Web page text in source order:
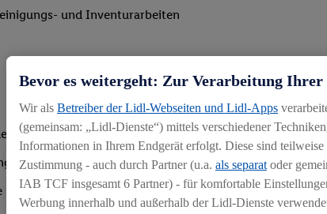
und Inventurarbeiten
einer vergleichbaren Branche mit idealerweise erster
und Spaß daran, andere zu begeistern und
Anpassungsfähigkeit an wechselnde Aufgaben
Bevor es weitergeht: Zur Verarbeitung Ihrer
Wir als Betreiber der Lidl-Webseiten und Lidl-Apps
(gemeinsam: „Lidl-Dienste“) mittels verschiedener
Informationen in Ihrem Endgerät erfolgt. Diese sind
Zustimmung - auch durch Partner (u.a. als separat oder
IAB TCF insgesamt 6 Partner) - für komfortable
Werbung innerhalb und außerhalb der Lidl-Dienste